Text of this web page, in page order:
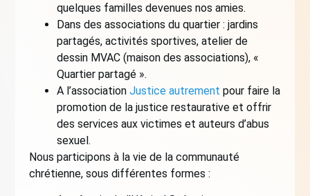
quelques familles devenues nos amies.
Dans des associations du quartier : jardins
partagés, activités sportives, atelier de
dessin MVAC (maison des associations), «
Quartier partagé ».
A l’associationJustice autrementpour faire la
promotion de la justice restaurative et offrir
des services aux victimes et auteurs d’abus
sexuel.
Nous participons à la vie de la communauté
chrétienne, sous différentes formes :